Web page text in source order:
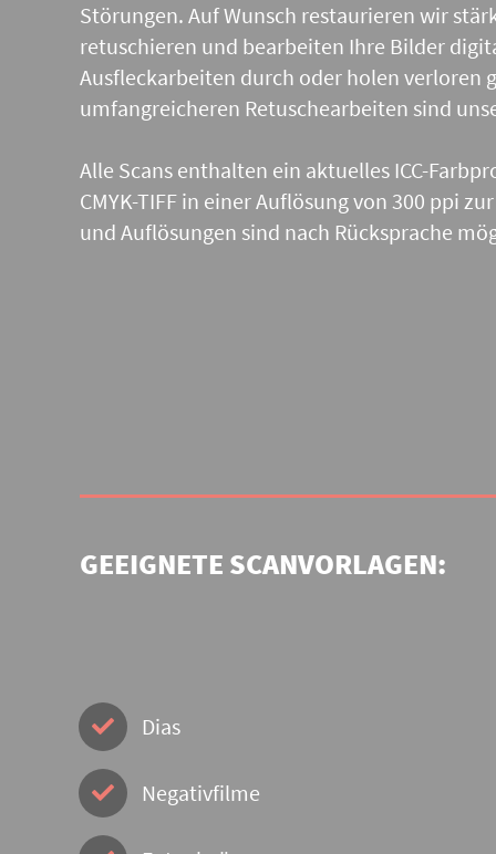
Störungen. Auf Wunsch restaurieren wir
retuschieren und bearbeiten Ihre Bilder
Ausfleckarbeiten durch oder holen verloren
umfangreicheren Retuschearbeiten sind
Alle Scans enthalten ein aktuelles ICC-
CMYK-TIFF in einer Auflösung von 300 ppi
und Auflösungen sind nach Rücksprache
GEEIGNETE SCANVORLAGEN:
Dias
Negativfilme